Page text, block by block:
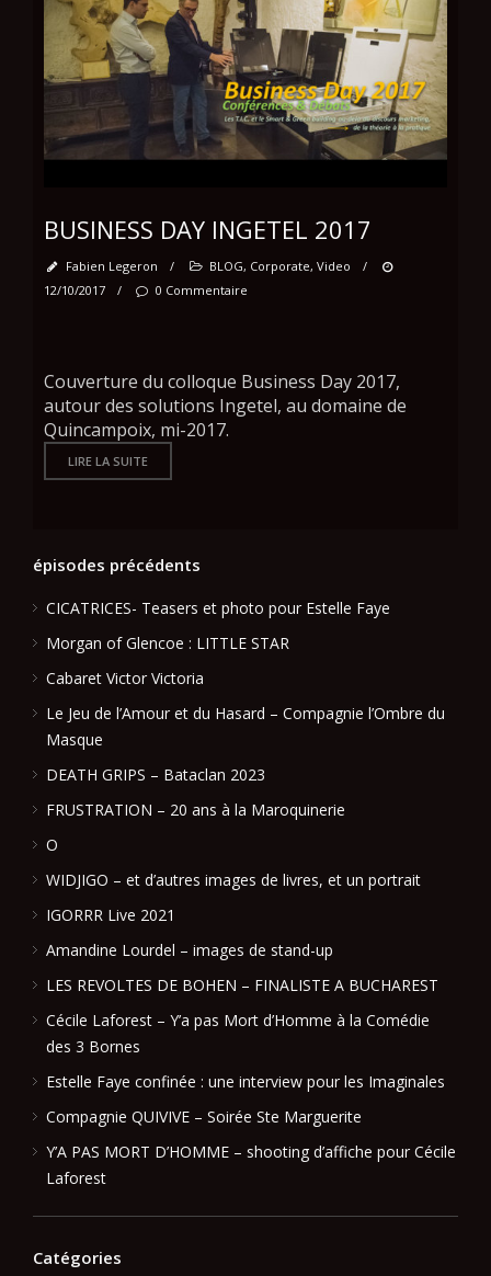
BUSINESS DAY INGETEL 2017
Fabien Legeron / BLOG, Corporate, Video
/
12/10/2017
/ 0 Commentaire
Couverture du colloque Business Day 2017,
autour des solutions Ingetel, au domaine de
Quincampoix, mi-2017.
LIRE LA SUITE
épisodes précédents
CICATRICES- Teasers et photo pour Estelle Faye
Morgan of Glencoe : LITTLE STAR
Cabaret Victor Victoria
Le Jeu de l’Amour et du Hasard – Compagnie l’Ombre du
Masque
DEATH GRIPS – Bataclan 2023
FRUSTRATION – 20 ans à la Maroquinerie
O
WIDJIGO – et d’autres images de livres, et un portrait
IGORRR Live 2021
Amandine Lourdel – images de stand-up
LES REVOLTES DE BOHEN – FINALISTE A BUCHAREST
Cécile Laforest – Y’a pas Mort d’Homme à la Comédie
des 3 Bornes
Estelle Faye confinée : une interview pour les Imaginales
Compagnie QUIVIVE – Soirée Ste Marguerite
Y’A PAS MORT D’HOMME – shooting d’affiche pour Cécile
Laforest
Catégories